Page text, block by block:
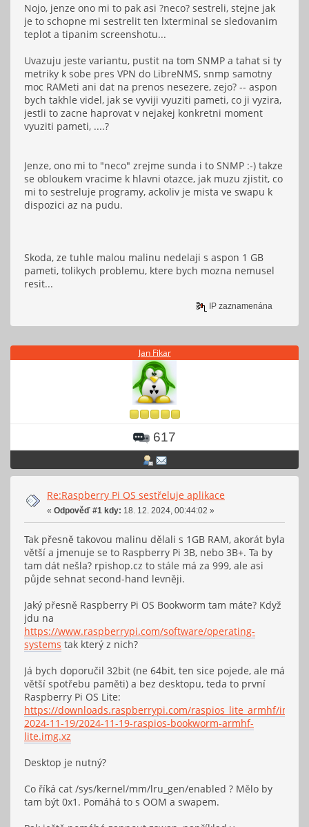
Nojo, jenze ono mi to pak asi ?neco? sestreli, stejne jak
je to schopne mi sestrelit ten lxterminal se sledovanim
teplot a tipanim screenshotu...
Uvazuju jeste variantu, pustit na tom SNMP a tahat si ty
metriky k sobe pres VPN do LibreNMS, snmp samotny
moc RAMeti ani dat na prenos nesezere, zejo? -- aspon
bych takhle videl, jak se vyviji vyuziti pameti, co ji vyzira,
jestli to zacne haprovat v nejakej konkretni moment
vyuziti pameti, ....?
Jenze, ono mi to "neco" zrejme sunda i to SNMP :-) takze
se obloukem vracime k hlavni otazce, jak muzu zjistit, co
mi to sestreluje programy, ackoliv je mista ve swapu k
dispozici az na pudu.
Skoda, ze tuhle malou malinu nedelaji s aspon 1 GB
pameti, tolikych problemu, ktere bych mozna nemusel
resit...
IP zaznamenána
Jan Fikar
617
Re:Raspberry Pi OS sestřeluje aplikace
« Odpověď #1 kdy: 18. 12. 2024, 00:44:02 »
Tak přesně takovou malinu dělali s 1GB RAM, akorát byla
větší a jmenuje se to Raspberry Pi 3B, nebo 3B+. Ta by
tam dát nešla? rpishop.cz to stále má za 999, ale asi
půjde sehnat second-hand levněji.
Jaký přesně Raspberry Pi OS Bookworm tam máte? Když
jdu na
https://www.raspberrypi.com/software/operating-
systems tak který z nich?
Já bych doporučil 32bit (ne 64bit, ten sice pojede, ale má
větší spotřebu paměti) a bez desktopu, teda to první
Raspberry Pi OS Lite:
https://downloads.raspberrypi.com/raspios_lite_armhf/
2024-11-19/2024-11-19-raspios-bookworm-armhf-
lite.img.xz
Desktop je nutný?
Co říká cat /sys/kernel/mm/lru_gen/enabled ? Mělo by
tam být 0x1. Pomáhá to s OOM a swapem.